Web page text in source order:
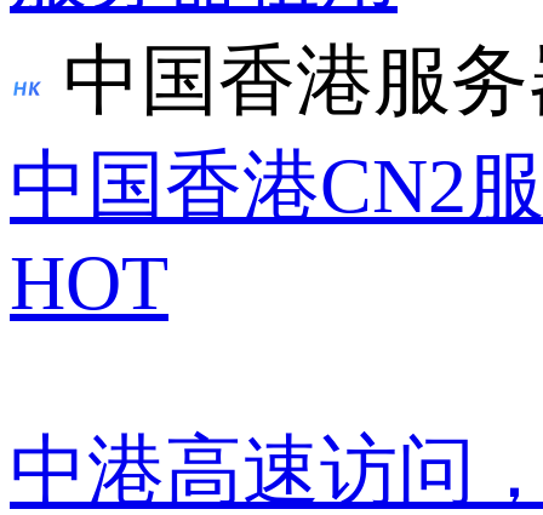
中国香港服
中国香港CN2
HOT
中港高速访问